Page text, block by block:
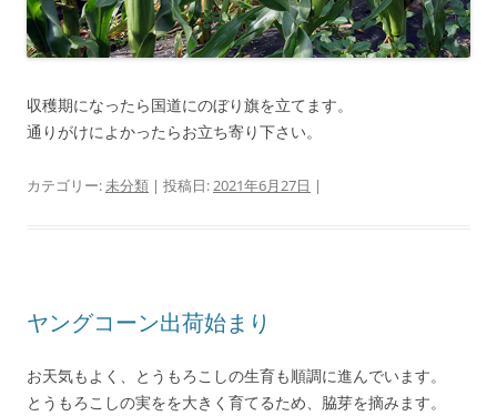
収穫期になったら国道にのぼり旗を立てます。
通りがけによかったらお立ち寄り下さい。
カテゴリー:未分類 | 投稿日:2021年6月27日 |
ヤングコーン出荷始まり
お天気もよく、とうもろこしの生育も順調に進んでいます。
とうもろこしの実をを大きく育てるため、脇芽を摘みます。